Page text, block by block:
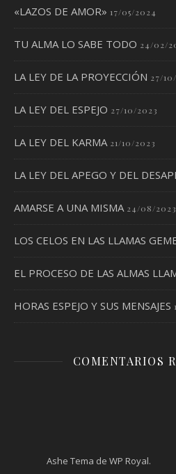
«LAZOS DE AMOR» 17/05/2024
TU ALMA LO SABE TODO 24/02/
LA LEY DE LA PROYECCIÓN 27/
LA LEY DEL ESPEJO 27/10/2023
LA LEY DEL KARMA 21/10/2023
LA LEY DEL APEGO Y DEL
AMARSE A UNA MISMA 24/08/2023
LOS CELOS EN LAS LLAMAS
EL PROCESO DE LAS ALMAS
HORAS ESPEJO Y SUS MENSAJES
COMENTARIOS
Ashe Tema de WP Royal.